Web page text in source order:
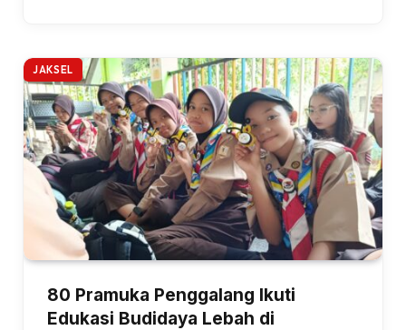
JAKSEL
80 Pramuka Penggalang Ikuti
Edukasi Budidaya Lebah di